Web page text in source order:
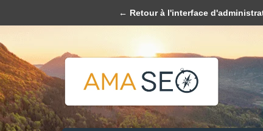
Veuillez accepter les
← Retour à l'interface